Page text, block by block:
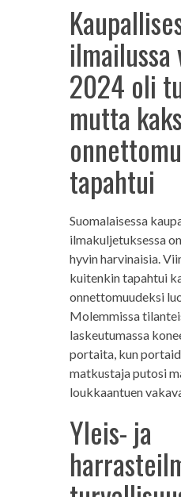
ilmailussa
2024 oli
mutta
tapahtui
Suomalaisessa
ilmakuljetuksessa
hyvin harvinaisia.
kuitenkin tapahtui
onnettomuudeksi
Molemmissa
laskeutumassa
portaita, kun
matkustaja putosi
loukkaantuen
Yleis- ja